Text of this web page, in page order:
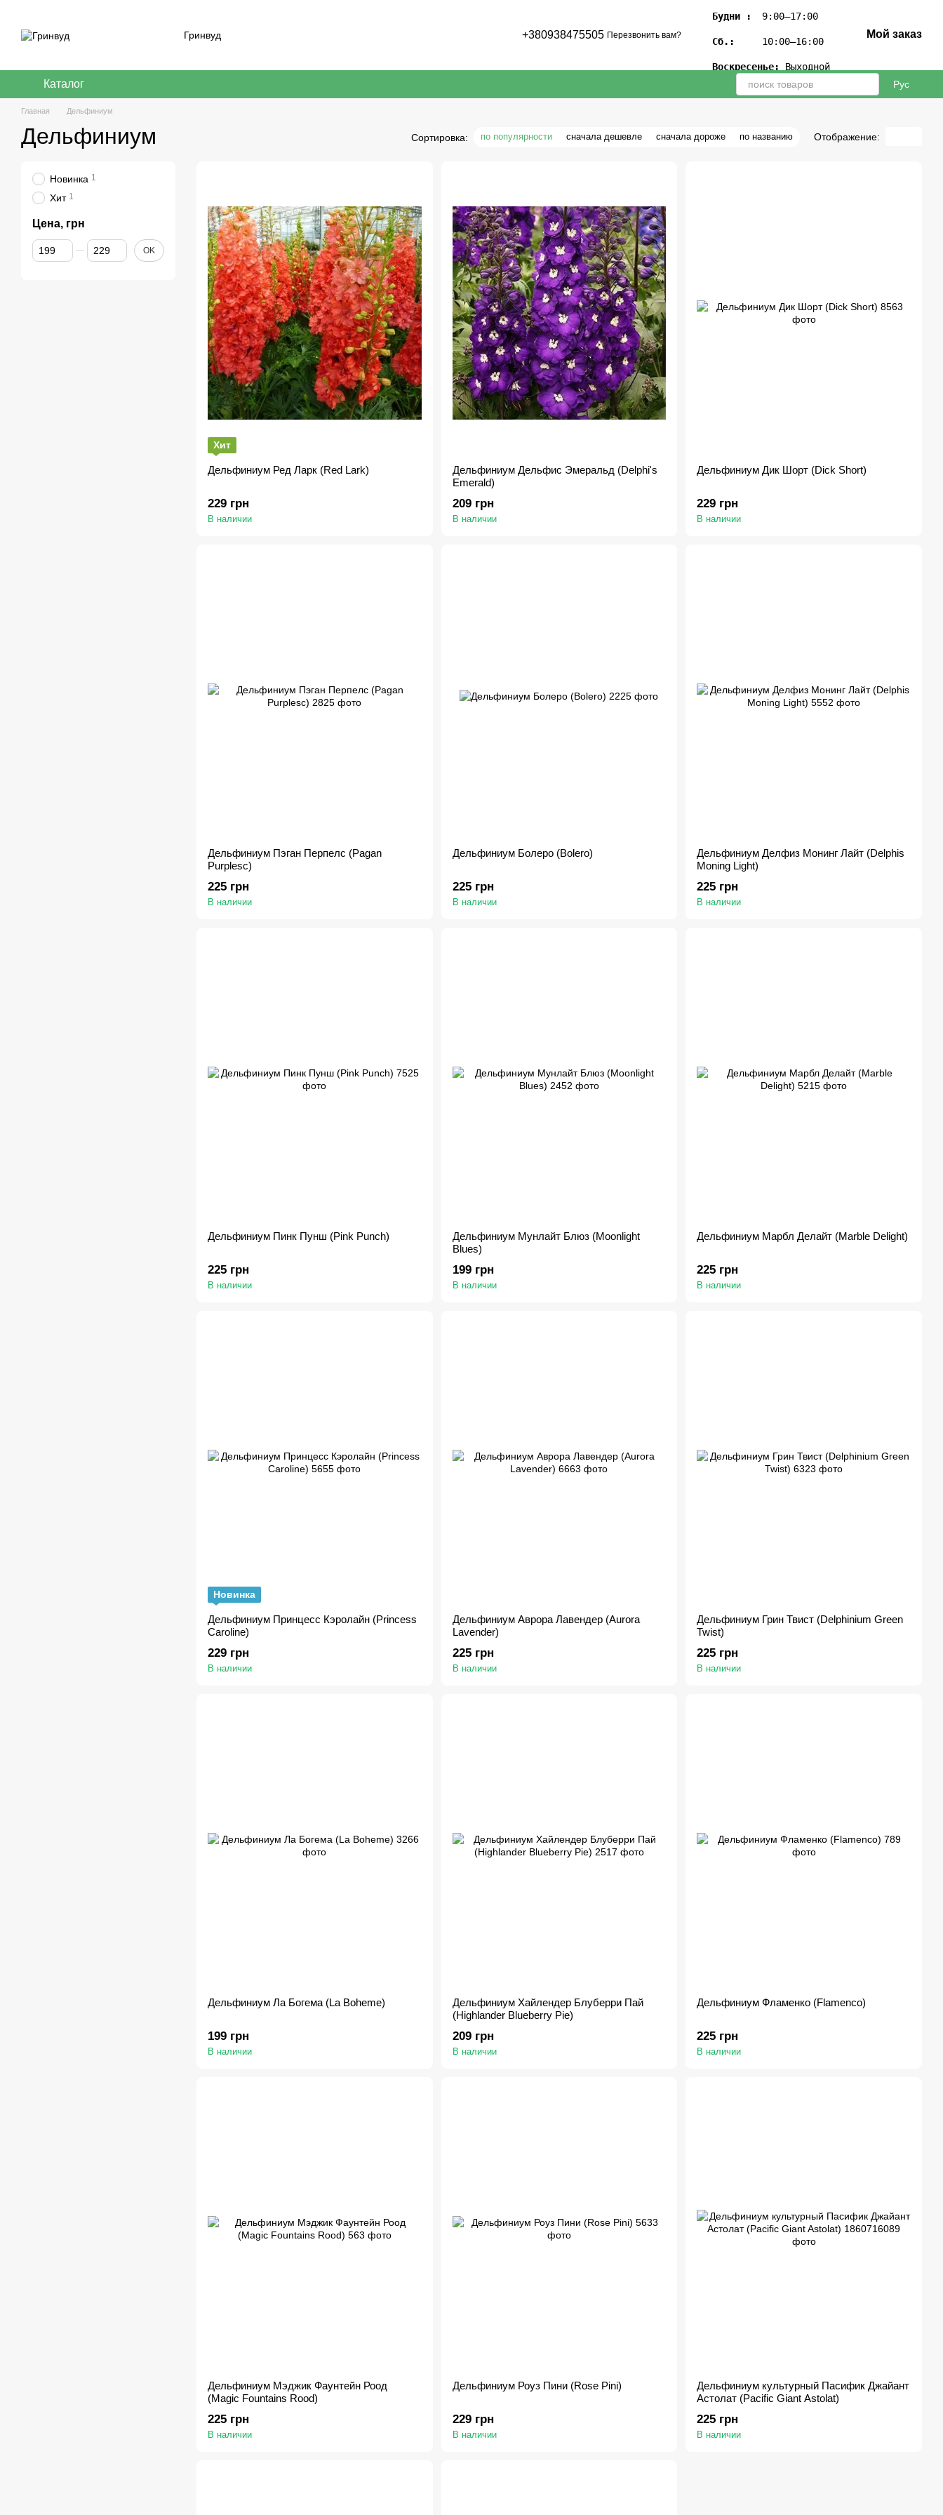
Гринвуд +380938475505 Перезвонить вам?
Будни : 9:00–17:00
Сб.: 10:00–16:00
Воскресенье: Выходной
Мой заказ
Каталог Рус
Главная Дельфиниум
Дельфиниум Сортировка: по популярности сначала дешевле сначала дороже по названию Отображение:
Хит
Дельфиниум Ред Ларк (Red Lark)
229 грн
В наличии
Дельфиниум Дельфис Эмеральд (Delphi's
Emerald)
209 грн
В наличии
Дельфиниум Дик Шорт (Dick Short)
229 грн
В наличии
Дельфиниум Пэган Перпелс (Pagan
Purplesс)
225 грн
В наличии
Дельфиниум Болеро (Bolero)
225 грн
В наличии
Дельфиниум Делфиз Монинг Лайт (Delphis
Moning Light)
225 грн
В наличии
Дельфиниум Пинк Пунш (Pink Punch)
225 грн
В наличии
Дельфиниум Мунлайт Блюз (Moonlight
Blues)
199 грн
В наличии
Дельфиниум Марбл Делайт (Marble Delight)
225 грн
В наличии
Новинка
Дельфиниум Принцесс Кэролайн (Princess
Caroline)
229 грн
В наличии
Дельфиниум Аврора Лавендер (Aurora
Lavender)
225 грн
В наличии
Дельфиниум Грин Твист (Delphinium Green
Twist)
225 грн
В наличии
Дельфиниум Ла Богема (La Boheme)
199 грн
В наличии
Дельфиниум Хайлендер Блуберри Пай
(Highlander Blueberry Pie)
209 грн
В наличии
Дельфиниум Фламенко (Flamenco)
225 грн
В наличии
Дельфиниум Мэджик Фаунтейн Роод
(Magic Fountains Rood)
225 грн
В наличии
Дельфиниум Роуз Пини (Rose Pini)
229 грн
В наличии
Дельфиниум культурный Пасифик Джайант
Астолат (Pacific Giant Astolat)
225 грн
В наличии
Новинка 1
Хит 1
Цена, грн
От Цена, грн
До Цена, грн OK